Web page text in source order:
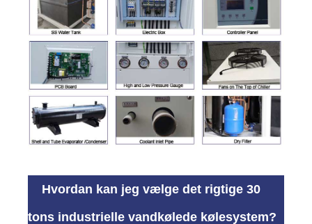
Hvordan kan jeg vælge det rigtige 30
tons industrielle vandkølede kølesystem?